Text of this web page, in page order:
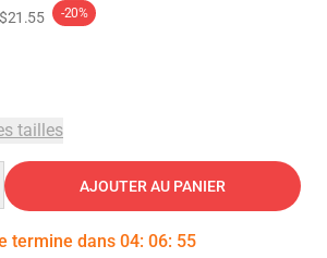
$21.55 -20%
tailles
AJOUTER AU PANIER
termine dans 04: 06: 55